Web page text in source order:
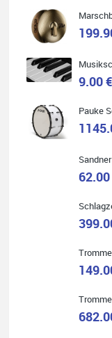
abholen musste.
Marie-Luise
worden. Ich würde
Onlineshopping
Quelle: Google-
9.00 €
62.00